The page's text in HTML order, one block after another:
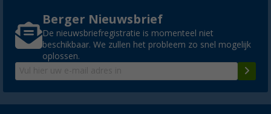
Berger Nieuwsbrief
De nieuwsbriefregistratie is momenteel niet
beschikbaar. We zullen het probleem zo snel mogelijk
oplossen.